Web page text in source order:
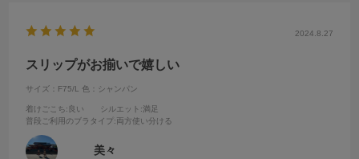
2024.8.27
スリップがお揃いで嬉しい
サイズ：F75/L 色：シャンパン
着けごこち:良い シルエット :満足
普段ご利用のブラタイプ :両方使い分ける
美々